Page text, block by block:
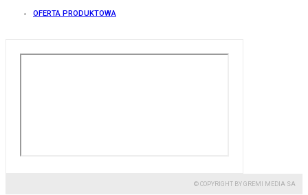
OFERTA PRODUKTOWA
© COPYRIGHT BY GREMI MEDIA SA